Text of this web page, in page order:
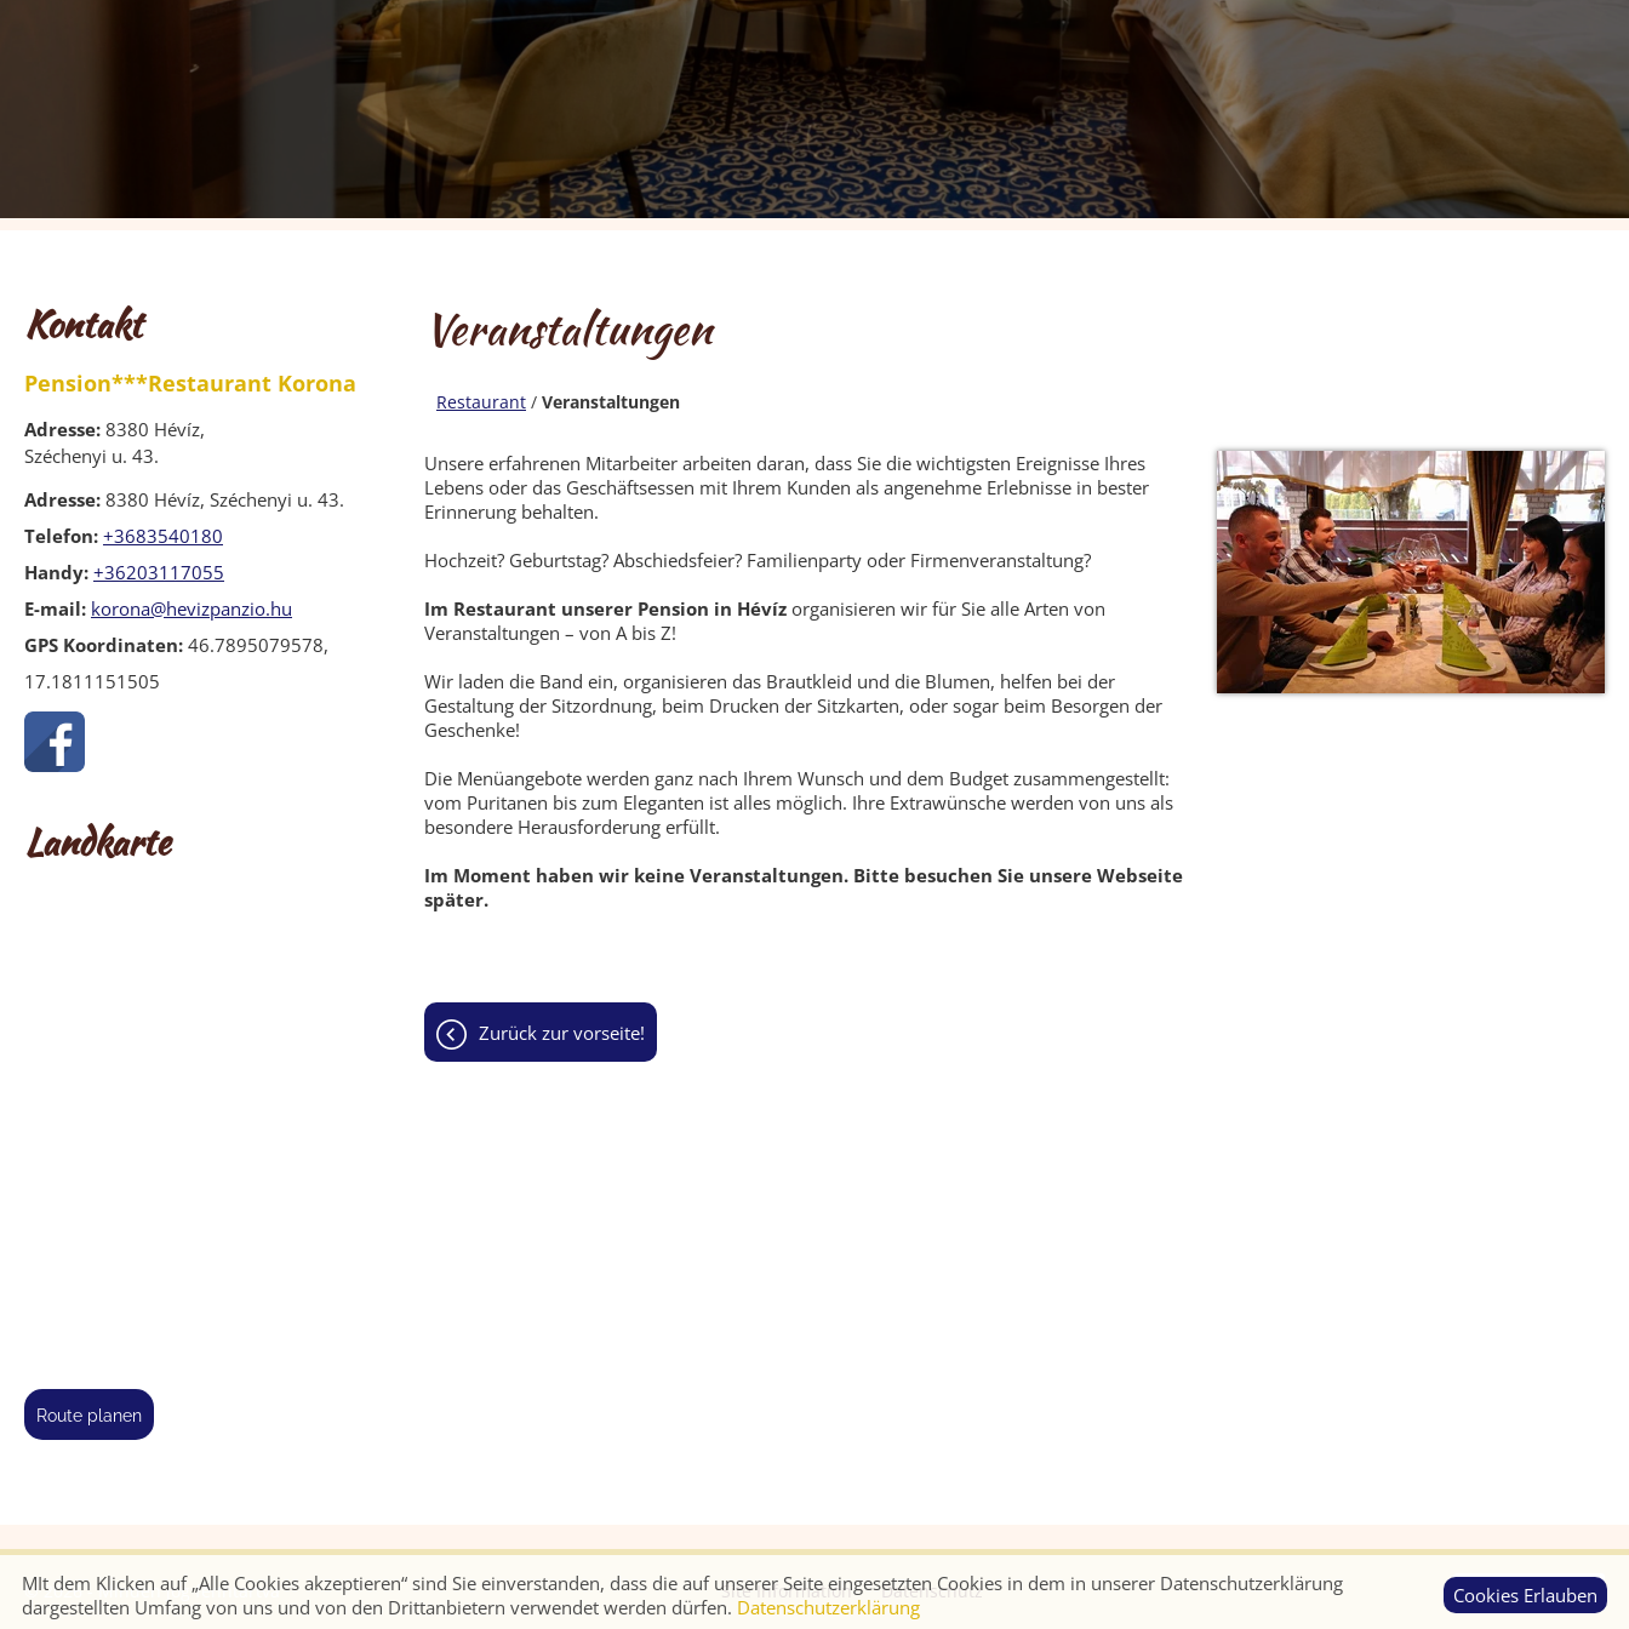
Kontakt
Pension***Restaurant Korona
Adresse: 8380 Hévíz,
Széchenyi u. 43.
Adresse: 8380 Hévíz, Széchenyi u. 43.
Telefon: +3683540180
Handy: +36203117055
E-mail: korona@hevizpanzio.hu
GPS Koordinaten: 46.7895079578,
17.1811151505
Landkarte
route planen
Veranstaltungen
Restaurant / Veranstaltungen
Unsere erfahrenen Mitarbeiter arbeiten daran, dass Sie die wichtigsten Ereignisse Ihres
Lebens oder das Geschäftsessen mit Ihrem Kunden als angenehme Erlebnisse in bester
Erinnerung behalten.
Hochzeit? Geburtstag? Abschiedsfeier? Familienparty oder Firmenveranstaltung?
Im Restaurant unserer Pension in Hévíz organisieren wir für Sie alle Arten von
Veranstaltungen – von A bis Z!
Wir laden die Band ein, organisieren das Brautkleid und die Blumen, helfen bei der
Gestaltung der Sitzordnung, beim Drucken der Sitzkarten, oder sogar beim Besorgen der
Geschenke!
Die Menüangebote werden ganz nach Ihrem Wunsch und dem Budget zusammengestellt:
vom Puritanen bis zum Eleganten ist alles möglich. Ihre Extrawünsche werden von uns als
besondere Herausforderung erfüllt.
Im Moment haben wir keine Veranstaltungen. Bitte besuchen Sie unsere Webseite
später.
zurück zur vorseite!
© 2026 - Minden jog fenntartva Site Information Datenschutz Cookies Erlauben
MIt dem Klicken auf „Alle Cookies akzeptieren“ sind Sie einverstanden, dass die auf unserer Seite eingesetzten Cookies in dem in unserer Datenschutzerklärung
dargestellten Umfang von uns und von den Drittanbietern verwendet werden dürfen. Datenschutzerklärung